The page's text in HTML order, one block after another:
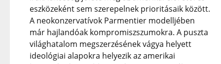
eszközeként sem szerepelnek prioritásaik között.
A neokonzervatívok Parmentier modelljében
már hajlandóak kompromiszszumokra. A puszta
világhatalom megszerzésének vágya helyett
ideológiai alapokra helyezik az amerikai